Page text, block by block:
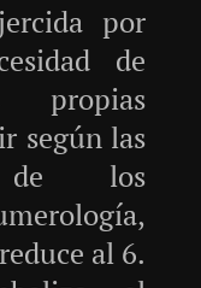
por
de
propias
según las
de los
al 6.